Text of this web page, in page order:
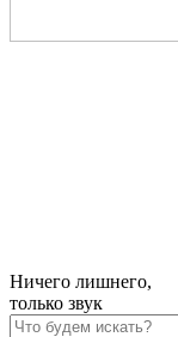
Ничего лишнего,
только звук